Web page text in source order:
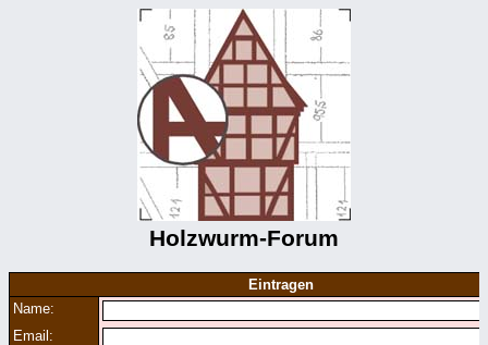
Holzwurm-Forum
Eintragen
Name:
Email: